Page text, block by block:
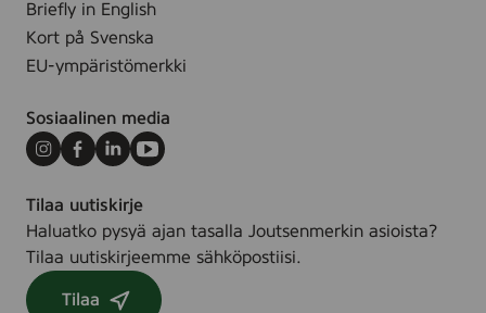
Briefly in English
Kort på Svenska
EU-ympäristömerkki
Sosiaalinen media
Instagram
Facebook
LinkedInYoutube
Tilaa uutiskirje
Haluatko pysyä ajan tasalla Joutsenmerkin asioista?
Tilaa uutiskirjeemme sähköpostiisi.
Tilaa